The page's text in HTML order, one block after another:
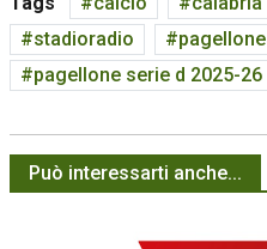
stadioradio
pagellone
pagellone serie d 2025-26
Può interessarti anche...